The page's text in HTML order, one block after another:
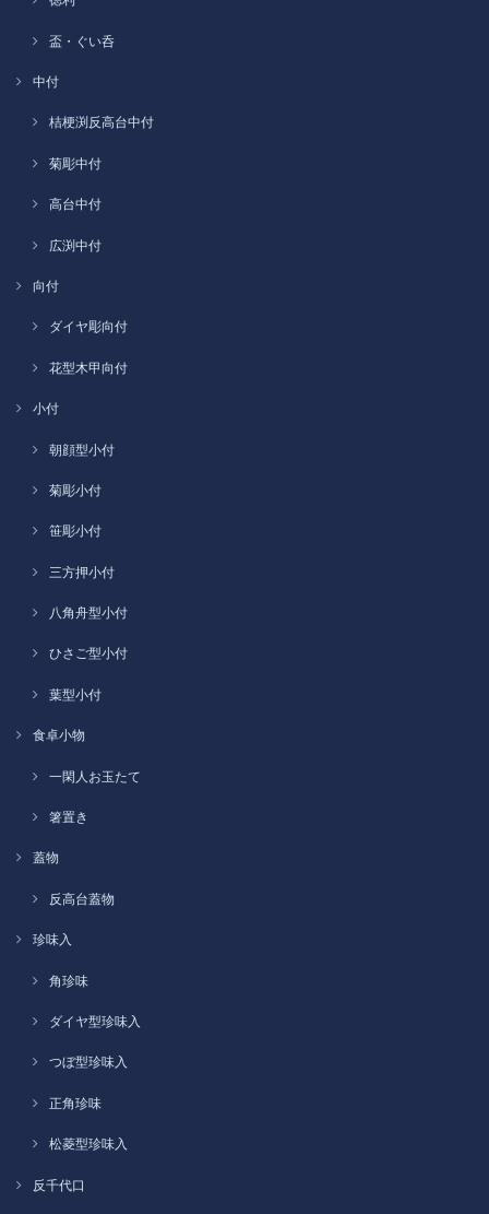
盃・ぐい呑
中付
桔梗渕反高台中付
菊彫中付
高台中付
広渕中付
向付
ダイヤ彫向付
花型木甲向付
小付
朝顔型小付
菊彫小付
笹彫小付
三方押小付
八角舟型小付
ひさご型小付
葉型小付
食卓小物
一閑人お玉たて
箸置き
蓋物
反高台蓋物
珍味入
角珍味
ダイヤ型珍味入
つぼ型珍味入
正角珍味
松菱型珍味入
反千代口